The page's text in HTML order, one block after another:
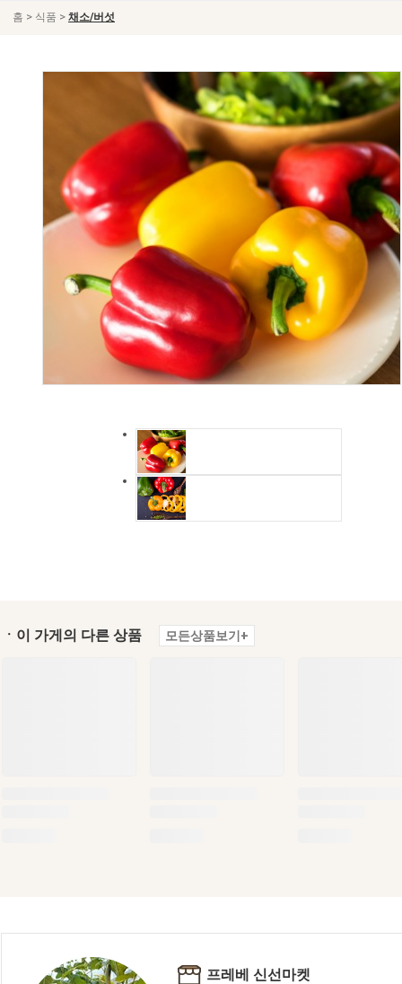
홈 > 식품 > 채소/버섯
ㆍ이 가게의 다른 상품 모든상품보기+
프레베 신선마켓